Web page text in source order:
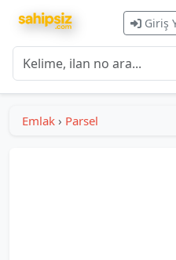
Giriş
Emlak › Parsel